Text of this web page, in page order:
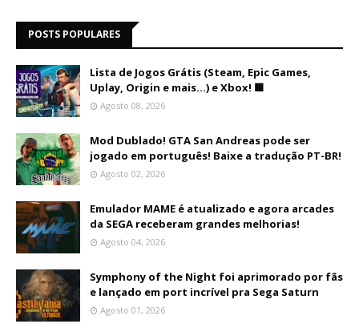
POSTS POPULARES
Lista de Jogos Grátis (Steam, Epic Games,
Uplay, Origin e mais...) e Xbox! 🟩
Agosto 08, 2026
Mod Dublado! GTA San Andreas pode ser
jogado em português! Baixe a tradução PT-BR!
Agosto 02, 2026
Emulador MAME é atualizado e agora arcades
da SEGA receberam grandes melhorias!
Agosto 04, 2026
Symphony of the Night foi aprimorado por fãs
e lançado em port incrível pra Sega Saturn
Agosto 01, 2026